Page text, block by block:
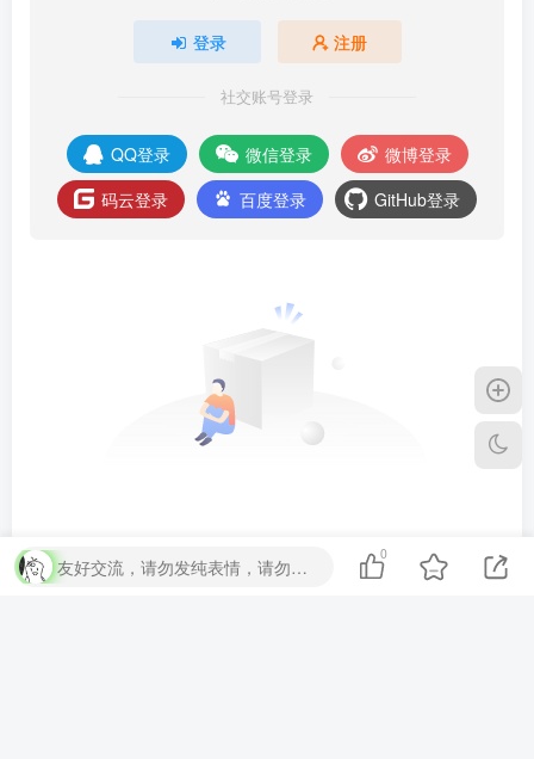
登录 注册
社交账号登录
QQ登录 微信登录
微博登录
码云登录
百度登录 GitHub登录
友好交流，请勿发纯表情，请勿灌水，违者封号喔
0